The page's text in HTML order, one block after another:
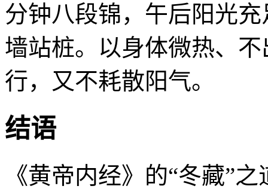
分钟八段锦，午后阳光
墙站桩。以身体微热、
行，又不耗散阳气。
结语
《黄帝内经》的“冬藏”